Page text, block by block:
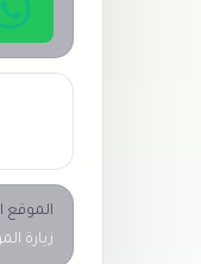
الموقع
زيارة